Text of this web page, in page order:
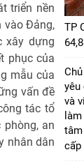
triển nền
vào Đảng,
xây dựng
phục của
mẫu của
vấn đề
tác tổ
an
nhân dân
TP
yêu
và
tâm
cấp